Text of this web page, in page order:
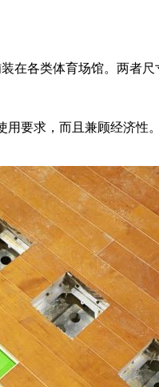
各类体育场馆。两者
要求，而且兼顾经济性